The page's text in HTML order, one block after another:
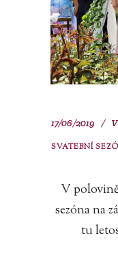
17/06/2019 V
SVATEBNÍ
V
sezóna na
tu